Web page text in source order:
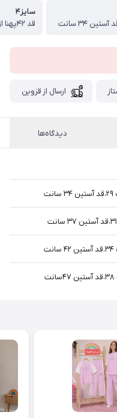
سایز۴
قد ۴۲پهنا از یک طرف ۳۱،قد آستین ۳۷ سانت
ارسال از قزوین
دیدگاه‌ها